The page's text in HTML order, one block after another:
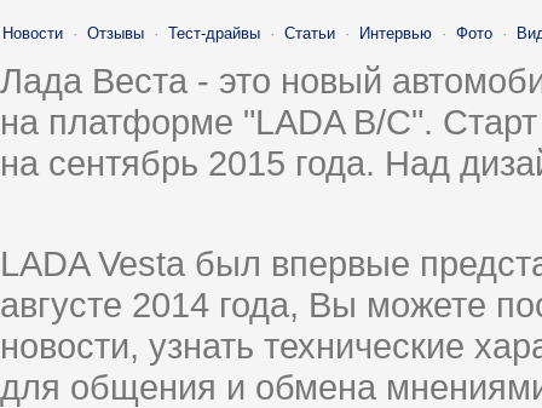
Новости · Отзывы · Тест-драйвы · Статьи · Интервью · Фото ·
Лада Веста - это новый
на платформе "LADA B/C".
на сентябрь 2015 года. Над
LADA Vesta был впервые
августе 2014 года, Вы можете
новости, узнать технические
для общения и обмена